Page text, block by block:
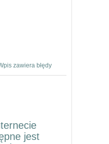
zawiera błędy
jest